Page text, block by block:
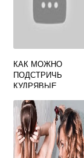
КАК МОЖНО
ПОДСТРИЧЬ
КУДРЯВЫЕ